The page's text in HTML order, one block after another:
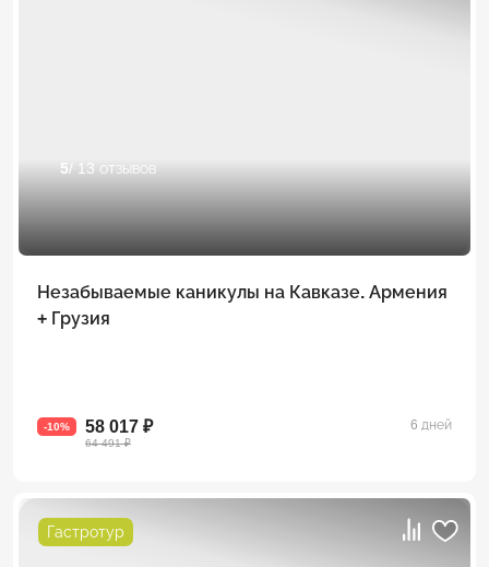
5/ 13 отзывов
Незабываемые каникулы на Кавказе. Армения
+ Грузия
-10% 58 017 ₽
64 491 ₽
6 дней
Гастротур